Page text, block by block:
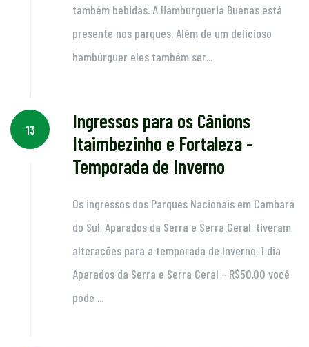
também bebidas. A Hamburgueria Buenas está
presente nos parques. Além de um delicioso
hambúrguer eles também ser...
13
Ingressos para os Cânions
Itaimbezinho e Fortaleza -
Temporada de Inverno
Os ingressos dos Parques Nacionais em Cambará
do Sul, Aparados da Serra e Serra Geral, tiveram
alterações para a temporada de Inverno. 1 dia
Aparados da Serra e Serra Geral - R$50,00 você
pode ...